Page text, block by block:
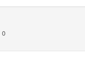
0